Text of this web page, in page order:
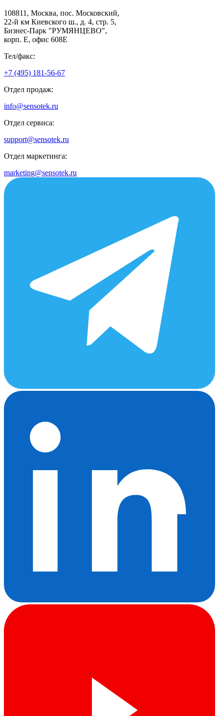
108811, Москва, пос. Московский,
22-й км Киевского ш., д. 4, стр. 5,
Бизнес-Парк "РУМЯНЦЕВО",
корп. Е, офис 608E
Тел/факс:
+7 (495) 181-56-67
Отдел продаж:
info@sensotek.ru
Отдел сервиса:
support@sensotek.ru
Отдел маркетинга:
marketing@sensotek.ru